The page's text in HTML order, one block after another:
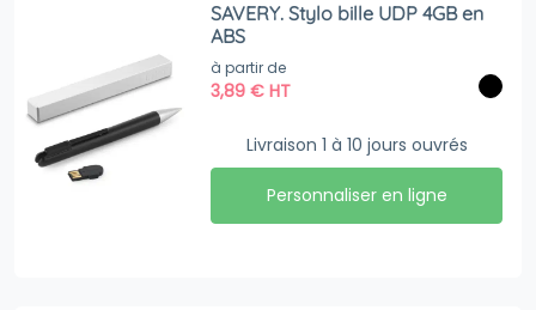
SAVERY. Stylo bille UDP 4GB en
ABS
à partir de
3,89€ HT
Livraison 1 à 10 jours ouvrés
Personnaliser en ligne